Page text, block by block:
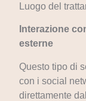
Luogo del
Interazione
esterne
Questo tipo di
con i social
direttamente